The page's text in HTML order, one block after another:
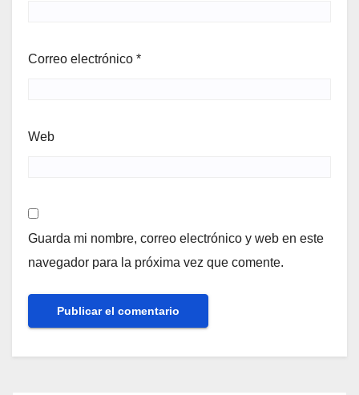
Correo electrónico *
Web
Guarda mi nombre, correo electrónico y web en este
navegador para la próxima vez que comente.